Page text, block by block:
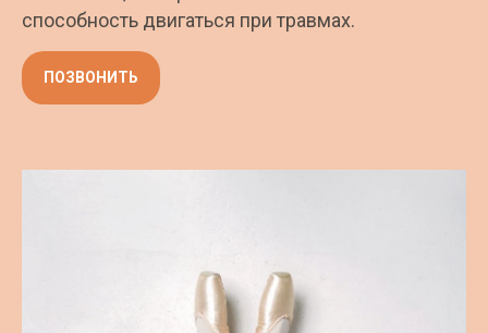
способность двигаться при травмах.
ПОЗВОНИТЬ